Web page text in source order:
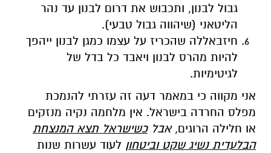
גבול לבנון, ותכבוש את דרום לבנון עד נהר
הליטאני (שיהווה גבול טבעי).
חיזבאללה שהכריז על עצמו כמגן לבנון ייהפך
להיות מהרס לבנון ויאבד כל בדל של
לגיטימיות.
אני מקווה כי במאמר דעה זה עזרתי להנמכת
מפלס החרדה בישראל. אין מלחמה נקיה מנזקים
או חלילה הרוגים,אבלכשישראל תצא המנצחת
הבלעדית נשיג שקט וביטחון לעוד עשרות שנות